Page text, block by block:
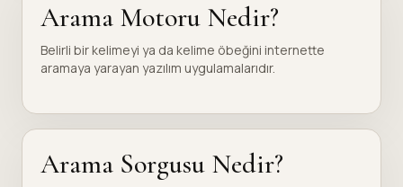
Arama Motoru Nedir?
Belirli bir kelimeyi ya da kelime öbeğini internette
aramaya yarayan yazılım uygulamalarıdır.
Arama Sorgusu Nedir?